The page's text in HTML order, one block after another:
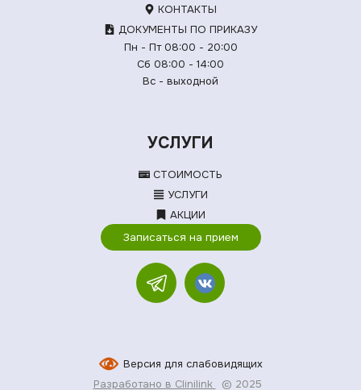
КОНТАКТЫ
ДОКУМЕНТЫ ПО ПРИКАЗУ
Пн - Пт 08:00 - 20:00
Сб 08:00 - 14:00
Вс - выходной
УСЛУГИ
СТОИМОСТЬ
УСЛУГИ
АКЦИИ
Записаться на прием
Версия для слабовидящих
Разработано в Clinilink
© 2025